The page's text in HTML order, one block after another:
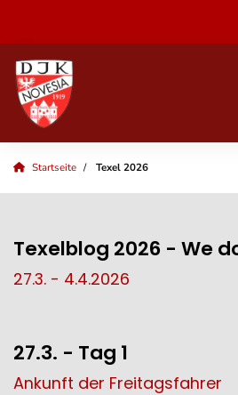
Startseite Texel 2026
Texelblog 2026 - We
27.3. - 4.4.2026
27.3. - Tag 1
Ankunft der Freitagsfahrer